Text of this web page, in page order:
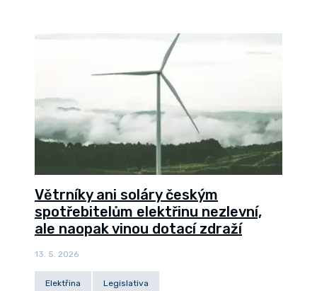
Větrníky ani soláry českým
spotřebitelům elektřinu nezlevní,
ale naopak vinou dotací zdraží
13. 5. 2026
Elektřina Legislativa